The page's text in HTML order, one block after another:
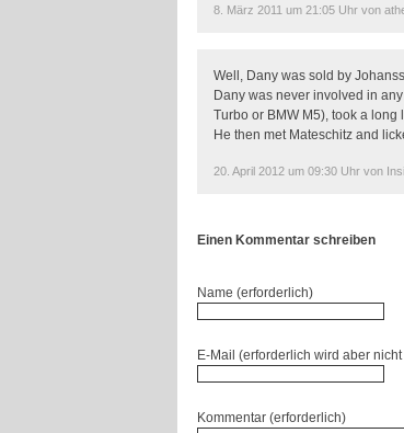
8. März 2011 um 21:05 Uhr von
Well, Dany was sold by
Dany was never involved in
Turbo or BMW M5), took a
He then met Mateschitz and
20. April 2012 um 09:30 Uhr von
Einen Kommentar schreiben
Name (erforderlich)
E-Mail (erforderlich wird aber
Kommentar (erforderlich)